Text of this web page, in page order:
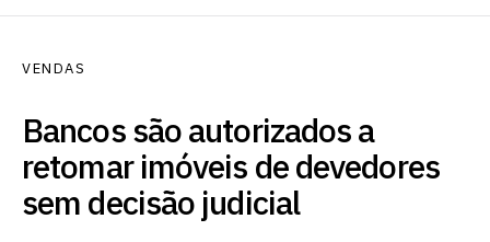
VENDAS
Bancos são autorizados a
retomar imóveis de devedores
sem decisão judicial